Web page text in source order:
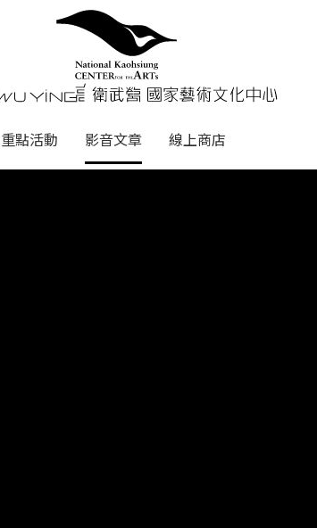
武營國家藝術文
重點活動 影音文章 線上商店